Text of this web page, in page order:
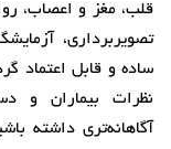
قلب، مغز و اعصاب،
تصویربرداری،
ساده و قابل اعتماد
نظرات بیماران و
آگاهانه‌تری داشته